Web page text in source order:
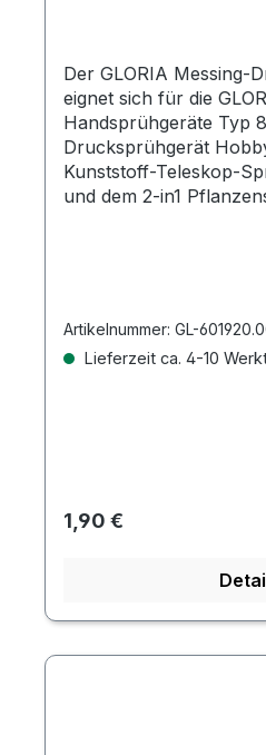
Der GLORIA Messing-
eignet sich für die
Handsprühgeräte Typ
Drucksprühgerät
Kunststoff-Teleskop-
und dem 2-in1
Artikelnummer: GL-
Lieferzeit ca. 4-10
Regulärer Preis:
1,90 €